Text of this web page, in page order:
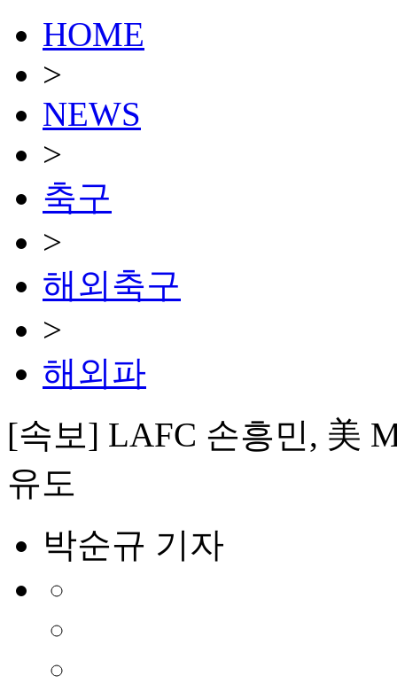
HOME
>
NEWS
>
축구
>
해외축구
>
해외파
[속보] LAFC 손흥민, 美
유도
박순규 기자